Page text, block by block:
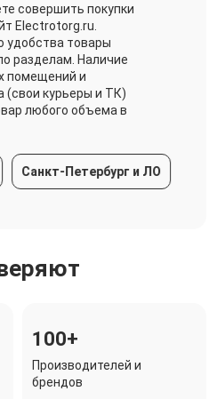
совершить покупки
Electrotorg.ru.
удобства товары
разделам. Наличие
помещений и
(свои курьеры и ТК)
любого объема в
Санкт-Петербург и ЛО
100+
Производителей и
брендов